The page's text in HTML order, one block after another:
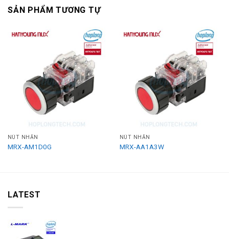
SẢN PHẨM TƯƠNG TỰ
NÚT NHẤN
MRX-AM1D0G
NÚT NHẤN
MRX-AA1A3W
LATEST